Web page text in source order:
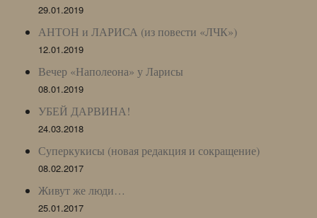
29.01.2019
АНТОН и ЛАРИСА (из повести «ЛЧК»)
12.01.2019
Вечер «Наполеона» у Ларисы
08.01.2019
УБЕЙ ДАРВИНА!
24.03.2018
Суперкукисы (новая редакция и сокращение)
08.02.2017
Живут же люди…
25.01.2017